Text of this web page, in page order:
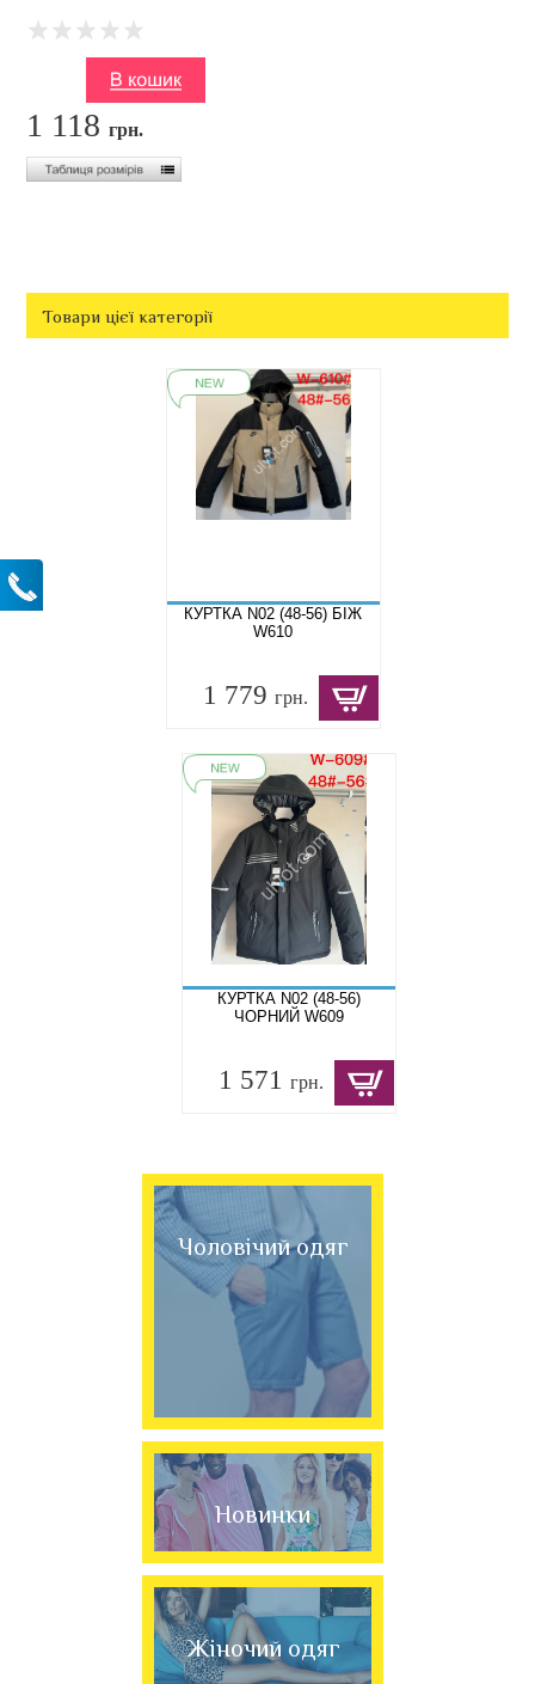
1 118грн.
Товари цієї категорії
КУРТКА N02 (48-56) БІЖ
W610
1 779грн.
КУРТКА N02 (48-56)
ЧОРНИЙ W609
1 571грн.
Чоловічий одяг
Новинки
Жіночий одяг